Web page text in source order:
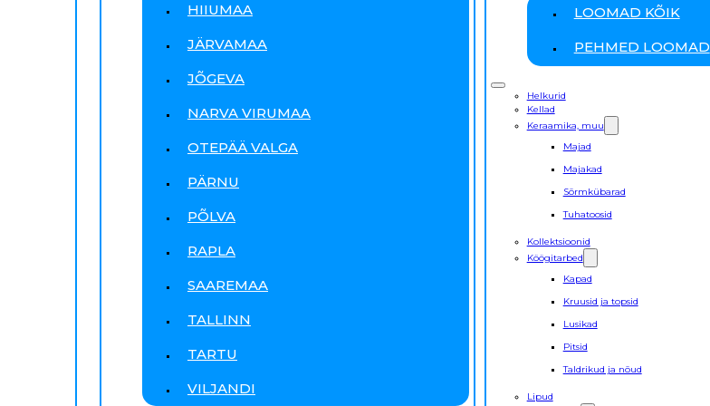
HIIUMAA
JÄRVAMAA
JÕGEVA
NARVA VIRUMAA
OTEPÄÄ VALGA
PÄRNU
PÕLVA
RAPLA
SAAREMAA
TALLINN
TARTU
VILJANDI
LOOMAD KÕIK
PEHMED LOOMAD
Helkurid
Kellad
Keraamika, muu
Majad
Majakad
Sõrmkübarad
Tuhatoosid
Kollektsioonid
Köögitarbed
Kapad
Kruusid ja topsid
Lusikad
Pitsid
Taldrikud ja nõud
Lipud